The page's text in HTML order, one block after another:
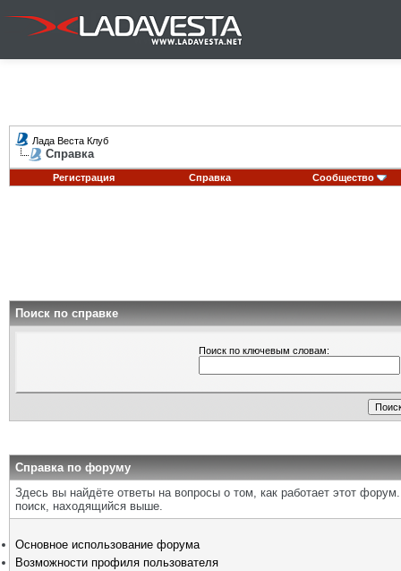
Лада Веста Клуб
Справка
Регистрация Справка Сообщество
Поиск по справке
Поиск по ключевым словам:
Справка по форуму
Здесь вы найдёте ответы на вопросы о том, как работает этот
поиск, находящийся выше.
Основное использование форума
Возможности профиля пользователя